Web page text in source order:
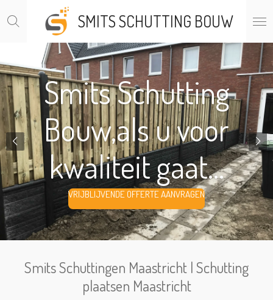
direct
hoofdinhoud
SMITS SCHUTTING BOUW
Smits Schutting
Bouw,als u voor
kwaliteit gaat...
VRIJBLIJVENDE OFFERTE AANVRAGEN
Smits Schuttingen Maastricht | Schutting
plaatsen Maastricht